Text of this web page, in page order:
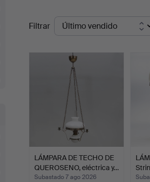
Precios
de
remate
Filtrar
LÁMPARA DE TECHO DE
QUEROSENO, eléctrica y…
Subastado 7 ago 2026